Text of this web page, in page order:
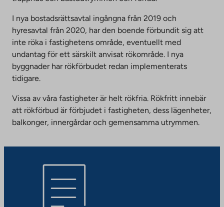
I nya bostadsrättsavtal ingångna från 2019 och
hyresavtal från 2020, har den boende förbundit sig att
inte röka i fastighetens område, eventuellt med
undantag för ett särskilt anvisat rökområde. I nya
byggnader har rökförbudet redan implementerats
tidigare.
Vissa av våra fastigheter är helt rökfria. Rökfritt innebär
att rökförbud är förbjudet i fastigheten, dess lägenheter,
balkonger, innergårdar och gemensamma utrymmen.